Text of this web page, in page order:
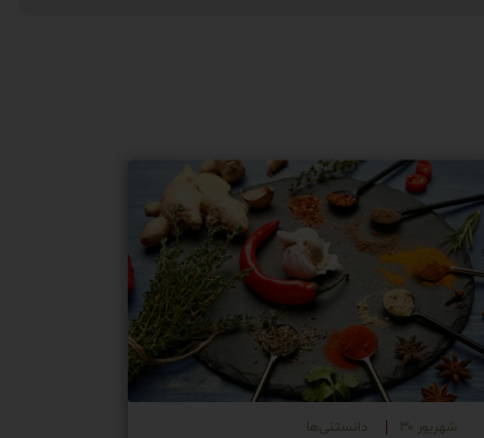
شهریور ۳۰ دانستنی‌ها